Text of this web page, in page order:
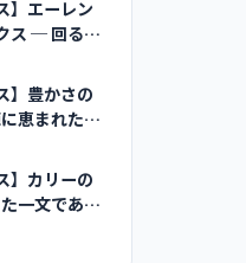
】エーレン
ス ─ 回る円
る
】豊かさの
恵まれた国
】カリーの
一文であら